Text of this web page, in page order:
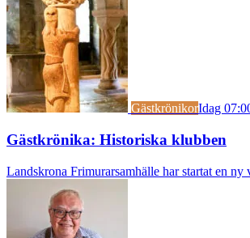
GästkrönikorIdag
Gästkrönika: Historiska klubben
Landskrona Frimurarsamhälle har startat en